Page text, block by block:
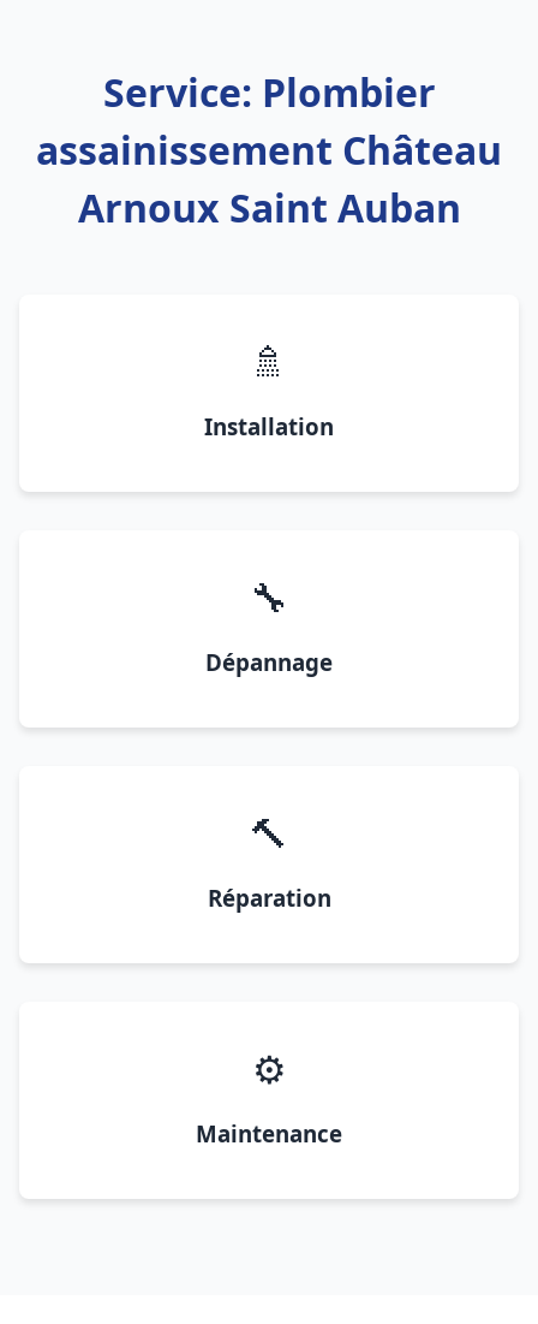
Service: Plombier
assainissement Château
Arnoux Saint Auban
🚿
Installation
🔧
Dépannage
🔨
Réparation
⚙️
Maintenance